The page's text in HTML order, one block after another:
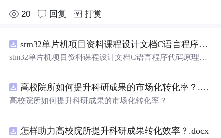
20 回复 打赏
stm32单片机项目资料课程设计文档C语言程序代码原理图电路PCB实例悬挂运动控制系统论文资料
stm32单片机项目资料课程设计文档C语言程序代码原理图
高校院所如何提升科研成果的市场化转化率？.docx
高校院所如何提升科研成果的市场化转化率？
怎样助力高校院所提升科研成果转化效率？.docx